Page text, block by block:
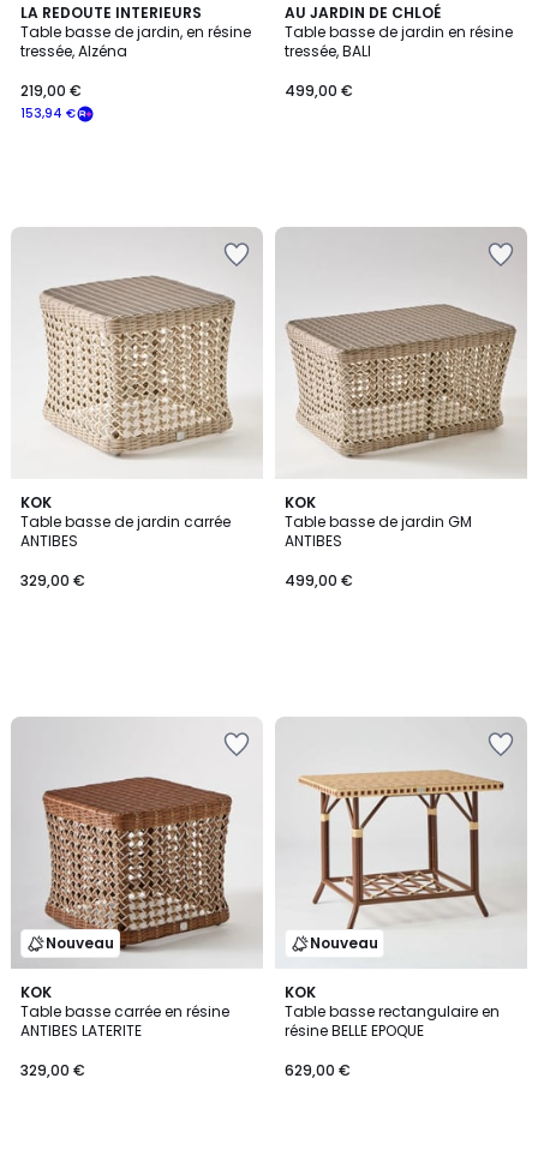
LA REDOUTE INTERIEURS
Table basse de jardin, en résine
tressée, Alzéna
153,94 €
219,00 €
AU JARDIN DE CHLOÉ
Table basse de jardin en résine
tressée, BALI
499,00 €
KOK
Table basse de jardin carrée
ANTIBES
329,00 €
KOK
Table basse de jardin GM
ANTIBES
499,00 €
Nouveau
KOK
Table basse carrée en résine
ANTIBES LATERITE
329,00 €
Nouveau
KOK
Table basse rectangulaire en
résine BELLE EPOQUE
629,00 €